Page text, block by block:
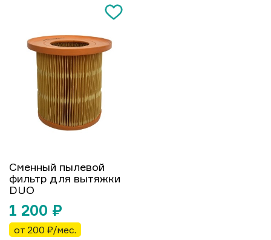
Сменный пылевой
фильтр для вытяжки
DUO
1 200 ₽
от 200 ₽/мес.